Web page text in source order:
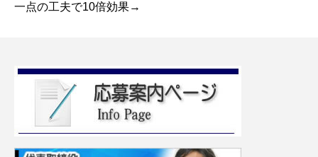
一点の工夫で10倍効果→